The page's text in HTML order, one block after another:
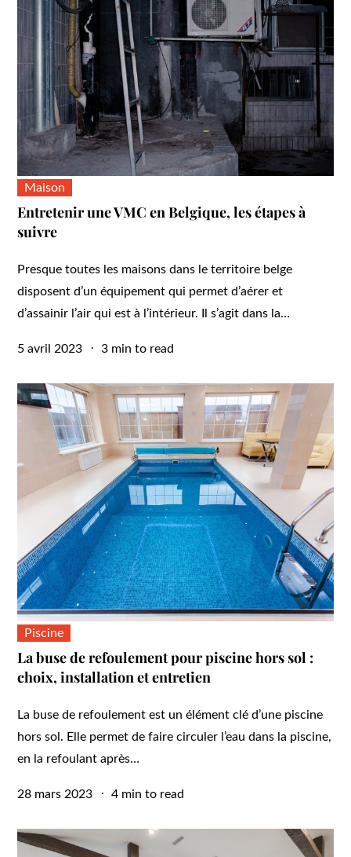
Maison
Entretenir une VMC en Belgique, les étapes à
suivre
Presque toutes les maisons dans le territoire belge
disposent d’un équipement qui permet d’aérer et
d’assainir l’air qui est à l’intérieur. Il s’agit dans la…
Posted
5 avril 2023 3 min to read
Piscine
La buse de refoulement pour piscine hors sol :
choix, installation et entretien
La buse de refoulement est un élément clé d’une piscine
hors sol. Elle permet de faire circuler l’eau dans la piscine,
en la refoulant après…
Posted
28 mars 2023 4 min to read